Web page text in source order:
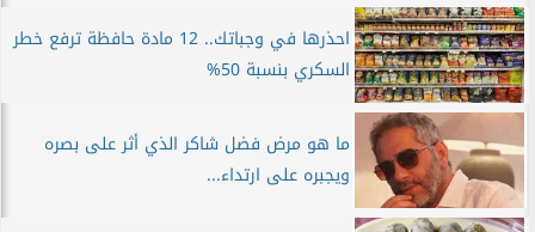
احذرها في وجباتك.. 12 مادة حافظة ترفع خطر
السكري بنسبة 50%
ما هو مرض فضل شاكر الذي أثر على بصره
ويجبره على ارتداء...